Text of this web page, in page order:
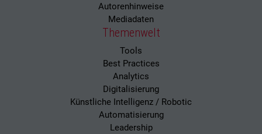
Autorenhinweise
Mediadaten
Themenwelt
Tools
Best Practices
Analytics
Digitalisierung
Künstliche Intelligenz / Robotic
Automatisierung
Leadership